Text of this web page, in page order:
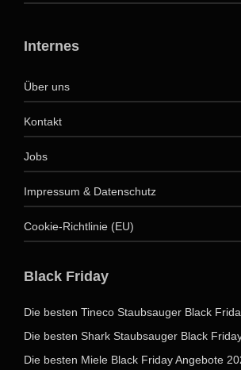
Internes
Über uns
Kontakt
Jobs
Impressum & Datenschutz
Cookie-Richtlinie (EU)
Black Friday
Die besten Tineco Staubsauger Black
Die besten Shark Staubsauger Black
Die besten Miele Black Friday Angebote